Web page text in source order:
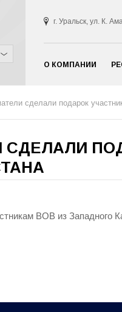
г. Уральск, ул. К.
О КОМПАНИИ
сделали подарок
ВОВ из Западного